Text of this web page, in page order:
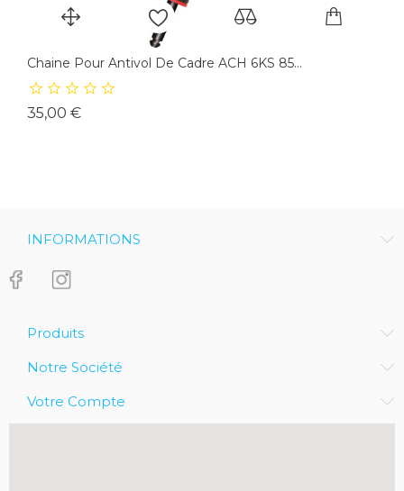
Chaine Pour Antivol De Cadre ACH 6KS 85...
35,00 €Prix
INFORMATIONS
Produits
Notre Société
Votre Compte